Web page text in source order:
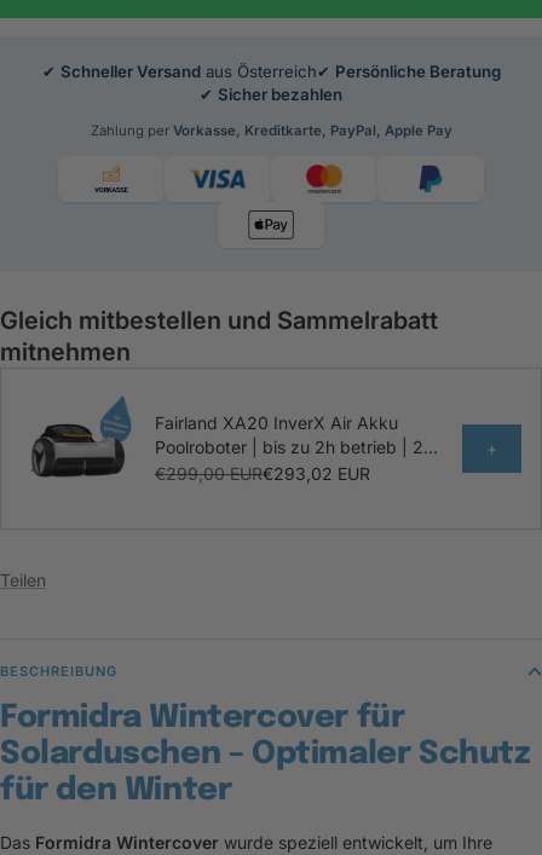
✔ Schneller Versandaus Österreich✔ Persönliche Beratung
✔ Sicher bezahlen
Zahlung per Vorkasse, Kreditkarte, PayPal, Apple Pay
Gleich mitbestellen und Sammelrabatt
mitnehmen
Fairland XA20 InverX Air Akku
Poolroboter | bis zu 2h betrieb | 2
Jahre Garantie
€299,00 EUR€293,02 EUR
+
Teilen
BESCHREIBUNG
Formidra Wintercover für
Solarduschen – Optimaler Schutz
für den Winter
Das Formidra Wintercover wurde speziell entwickelt, um Ihre